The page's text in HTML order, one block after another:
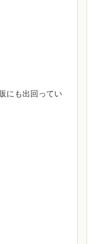
にも出回ってい